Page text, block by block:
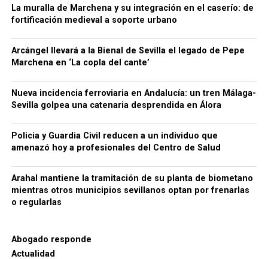
Una cuestión pendiente: medir
las diferencias de cota
El estudio arqueológico de Bellido confirma que la
topografía desempeñó un papel importante desde la
construcción inicial de la fortificación. También
demuestra la existencia de rellenos, niveles de
embargo, no existe en los trabajos consultados una
medición sistemática de la diferencia de cota entre
procedimiento generaba también una situación de
competencia desleal dentro del sector.
Para dificultar el seguimiento de las operaciones, la
organización habría empleado además sociedades
siempre según la investigación policial y tributaria.
Conviene mantener esta precisión: los hechos se
encuentran todavía dentro de un procedimiento
judicial y las personas investigadas conservan su
presunción de inocencia mientras no exista una
resolución judicial firme.
66.000 euros, relojes de lujo y bienes
La actuación policial ha permitido bloquear 35
cuentas bancarias vinculadas a la investigación y
La muralla de Marchena y su integración en el caserío: de
fortificación medieval a soporte urbano
Arcángel llevará a la Bienal de Sevilla el legado de Pepe
Marchena en ‘La copla del cante’
Nueva incidencia ferroviaria en Andalucía: un tren Málaga-
Sevilla golpea una catenaria desprendida en Álora
Policia y Guardia Civil reducen a un individuo que
amenazó hoy a profesionales del Centro de Salud
Arahal mantiene la tramitación de su planta de biometano
mientras otros municipios sevillanos optan por frenarlas
o regularlas
Abogado responde
Actualidad